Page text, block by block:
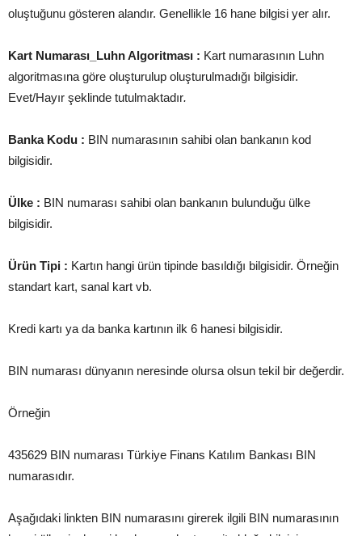
oluştuğunu gösteren alandır. Genellikle 16 hane bilgisi yer alır.
Kart Numarası_Luhn Algoritması : Kart numarasının Luhn
algoritmasına göre oluşturulup oluşturulmadığı bilgisidir.
Evet/Hayır şeklinde tutulmaktadır.
Banka Kodu : BIN numarasının sahibi olan bankanın kod
bilgisidir.
Ülke : BIN numarası sahibi olan bankanın bulunduğu ülke
bilgisidir.
Ürün Tipi : Kartın hangi ürün tipinde basıldığı bilgisidir. Örneğin
standart kart, sanal kart vb.
Kredi kartı ya da banka kartının ilk 6 hanesi bilgisidir.
BIN numarası dünyanın neresinde olursa olsun tekil bir değerdir.
Örneğin
435629 BIN numarası Türkiye Finans Katılım Bankası BIN
numarasıdır.
Aşağıdaki linkten BIN numarasını girerek ilgili BIN numarasının